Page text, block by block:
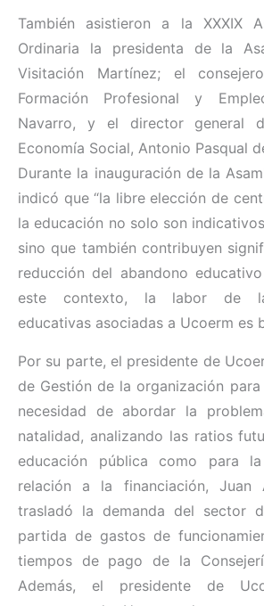
También asistieron a la XXXIX
Ordinaria la presidenta de la
Visitación Martínez; el
Formación Profesional y
Navarro, y el director general
Economía Social, Antonio Pasqual
Durante la inauguración de la
indicó que “la libre elección de
la educación no solo son
sino que también contribuyen
reducción del abandono
este contexto, la labor de
educativas asociadas a Ucoerm es
Por su parte, el presidente de
de Gestión de la organización
necesidad de abordar la
natalidad, analizando las ratios
educación pública como para
relación a la financiación, Juan
trasladó la demanda del sector
partida de gastos de
tiempos de pago de la
Además, el presidente de